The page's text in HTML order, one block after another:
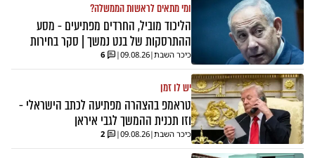
ומי מתאים לראשות הממשלה?
הליכוד מוביל, החרדים מפתיעים - מסע
ההתרסקות של בנט נמשך | סקר בחירות
כיכר השבת|
09.08.26
|
6
יש לו זמן
טראמפ בהצהרה מפתיעה לכתב הישראלי -
וזו תכנית ההמשך לגבי איראן
כיכר השבת|
09.08.26
|
2